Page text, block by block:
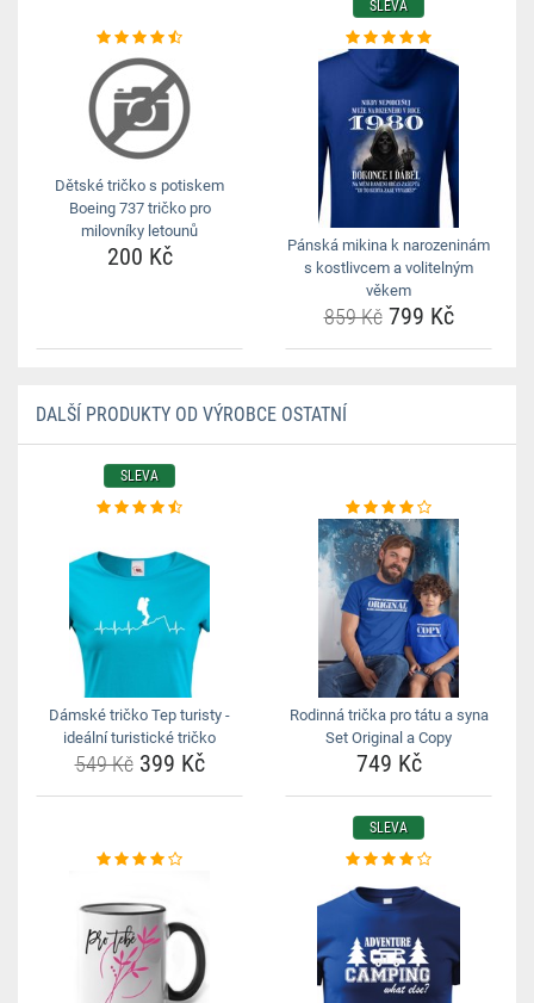
Dětské tričko s potiskem
Boeing 737 tričko pro
milovníky letounů
200 Kč
SLEVA
Pánská mikina k narozeninám
s kostlivcem a volitelným
věkem
859 Kč799 Kč
DALŠÍ PRODUKTY OD VÝROBCE OSTATNÍ
SLEVA
Dámské tričko Tep turisty -
ideální turistické tričko
549 Kč399 Kč
Rodinná trička pro tátu a syna
Set Original a Copy
749 Kč
SLEVA